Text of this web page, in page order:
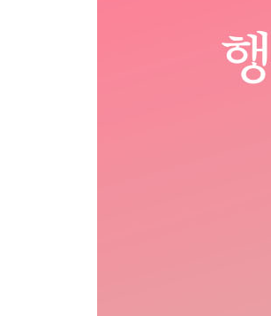
간절한 마음으로 운을 끌어당
언제나 마음가짐을 새롭게 한
괴로웠던 기억은 빠르게 잊는